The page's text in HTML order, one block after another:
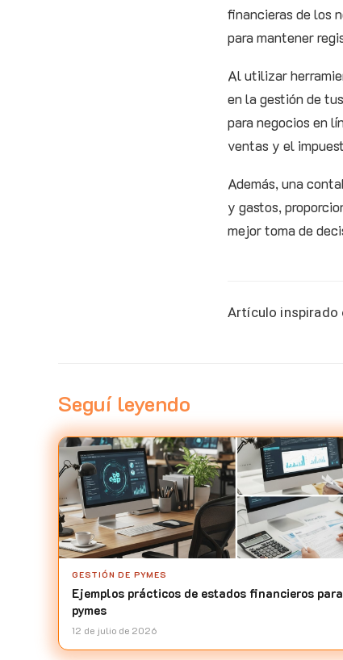
financieras de los
para mantener
Al utilizar
en la gestión de
para negocios en
ventas y el
Además, una
y gastos,
mejor toma de
Artículo inspirado
Seguí leyendo
GESTIÓN DE PYMES
Ejemplos prácticos de estados financieros para
pymes
12 de julio de 2026